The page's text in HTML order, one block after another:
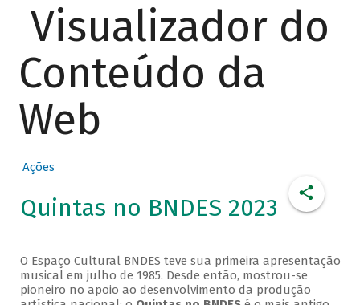
Visualizador do
Conteúdo da
Web
Ações
Quintas no BNDES 2023
O Espaço Cultural BNDES teve sua primeira apresentação
musical em julho de 1985. Desde então, mostrou-se
pioneiro no apoio ao desenvolvimento da produção